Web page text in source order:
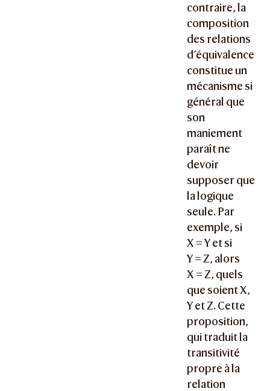
contraire, la
composition
des relations
d’équivalence
constitue un
mécanisme si
général que
son
maniement
paraît ne
devoir
supposer que
la logique
seule. Par
exemple, si
X = Yet si
Y = Z, alors
X = Z, quels
que soient X,
Y et Z. Cette
proposition,
qui traduit la
transitivité
propre à la
relation